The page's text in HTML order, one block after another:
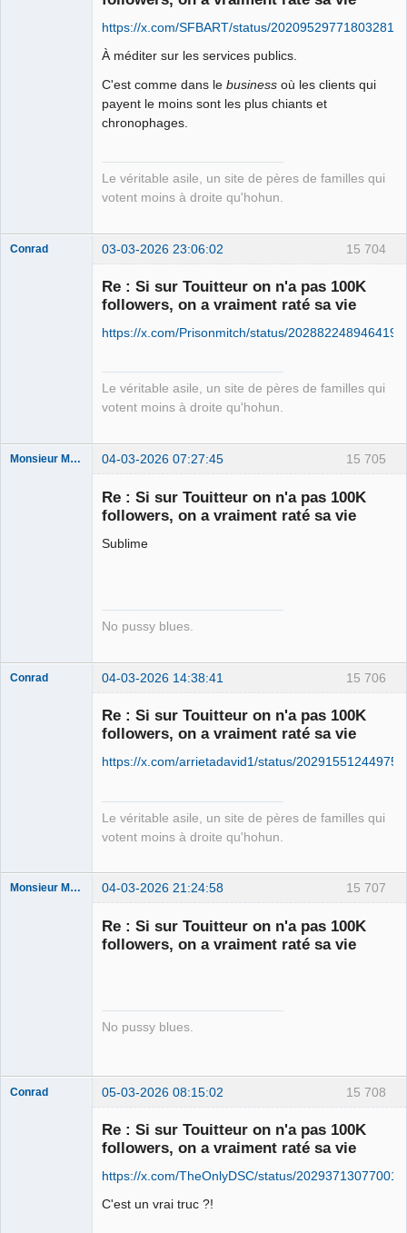
https://x.com/SFBART/status/
À méditer sur les services publics.
C'est comme dans le business où les clients qui
payent le moins sont les plus chiants et
chronophages.
Le véritable asile, un site de pères de familles qui
votent moins à droite qu'hohun.
15 704
Conrad 03-03-2026 23:06:02
Re : Si sur Touitteur on n'a pas 100K
followers, on a vraiment raté sa vie
https://x.com/Prisonmitch/status/
Le véritable asile, un site de pères de familles qui
votent moins à droite qu'hohun.
15 705
Monsieur Maurice 04-03-2026 07:27:45
Re : Si sur Touitteur on n'a pas 100K
followers, on a vraiment raté sa vie
Sublime
No pussy blues.
15 706
Conrad 04-03-2026 14:38:41
Re : Si sur Touitteur on n'a pas 100K
followers, on a vraiment raté sa vie
https://x.com/arrietadavid1/status/
Le véritable asile, un site de pères de familles qui
votent moins à droite qu'hohun.
15 707
Monsieur Maurice 04-03-2026 21:24:58
Re : Si sur Touitteur on n'a pas 100K
followers, on a vraiment raté sa vie
No pussy blues.
15 708
Conrad 05-03-2026 08:15:02
Re : Si sur Touitteur on n'a pas 100K
followers, on a vraiment raté sa vie
https://x.com/TheOnlyDSC/status/
C'est un vrai truc ?!